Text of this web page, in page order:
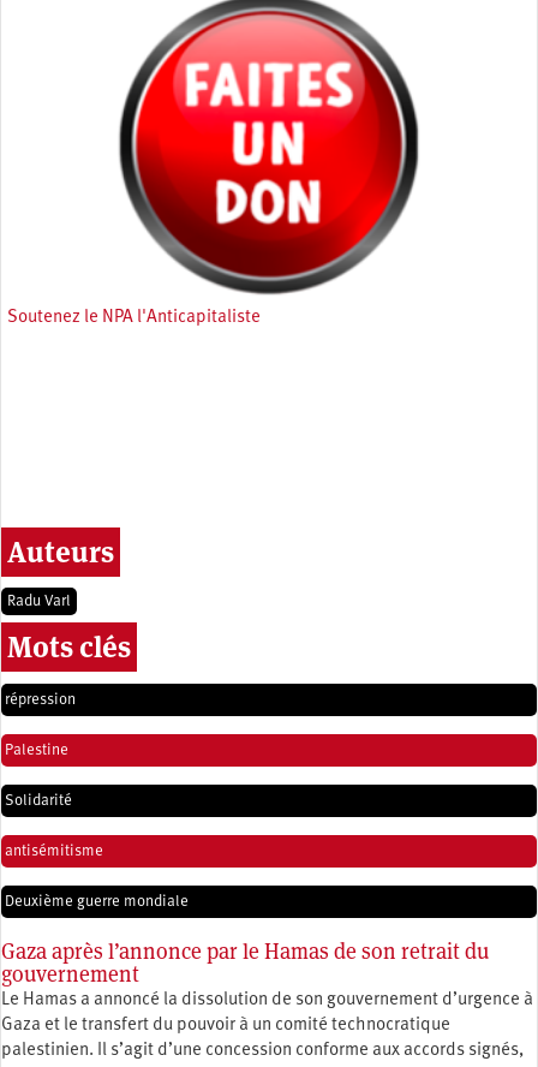
Soutenez le NPA l'Anticapitaliste
Auteurs
Radu Varl
Mots clés
répression
Palestine
Solidarité
antisémitisme
Deuxième guerre mondiale
Gaza après l’annonce par le Hamas de son retrait du
gouvernement
Le Hamas a annoncé la dissolution de son gouvernement d’urgence à
Gaza et le transfert du pouvoir à un comité technocratique
palestinien. Il s’agit d’une concession conforme aux accords signés,